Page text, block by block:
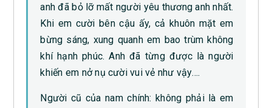
anh đã bỏ lỡ mất người yêu thương anh nhất.
Khi em cười bên cậu ấy, cả khuôn mặt em
bừng sáng, xung quanh em bao trùm không
khí hạnh phúc. Anh đã từng được là người
khiến em nở nụ cười vui vẻ như vậy….
Người cũ của nam chính: không phải là em